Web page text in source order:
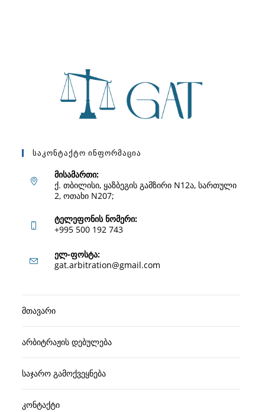
Საკონტაქტო Ინფორმაცია
მისამართი:
ქ. თბილისი, ყაზბეგის გამზირი N12ა, სართული
2, ოთახი N207;
ტელეფონის ნომერი:
+995 500 192 743
in
application
ელ-ფოსტა:
gat.arbitration@gmail.com
მთავარი
არბიტრაჟის დებულება
საჯარო გამოქვეყნება
კონტაქტი